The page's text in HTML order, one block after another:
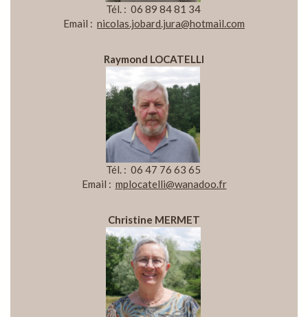
Tél. : 06 89 84 81 34
Email : nicolas.jobard.jura@hotmail.com
Raymond LOCATELLI
Tél. : 06 47 76 63 65
Email : mplocatelli@wanadoo.fr
Christine MERMET